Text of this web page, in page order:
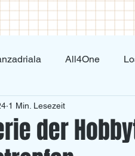
All4One
Techniktraining
der
1 Min. Lesezeit